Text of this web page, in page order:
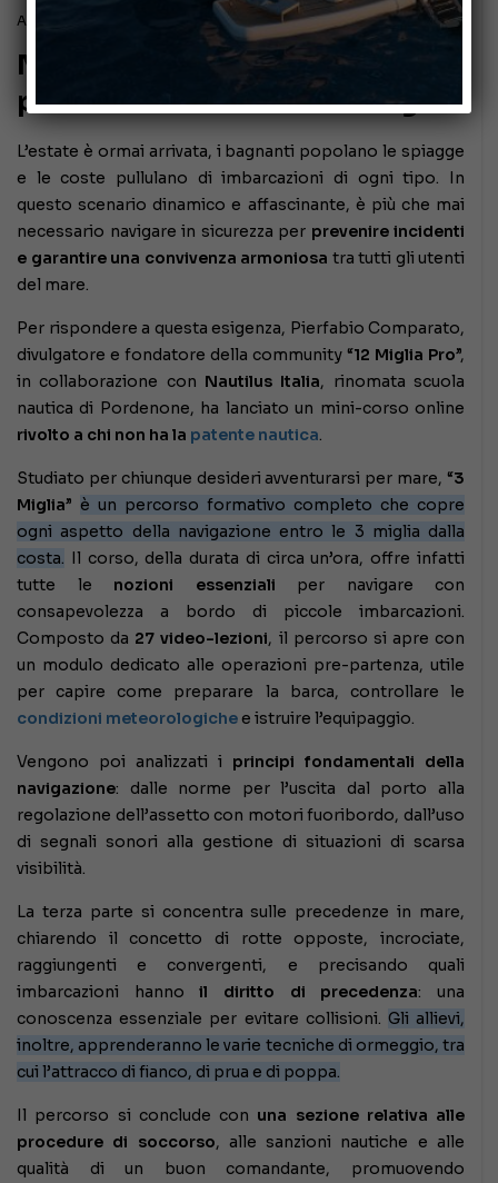
Agosto 24, 2024
Navigare in sicurezza senza
patente: arriva il corso 3 miglia
L’estate è ormai arrivata, i bagnanti popolano le spiagge
e le coste pullulano di imbarcazioni di ogni tipo. In
questo scenario dinamico e affascinante, è più che mai
necessario navigare in sicurezza per prevenire incidenti
e garantire una convivenza armoniosa tra tutti gli utenti
del mare.
Per rispondere a questa esigenza, Pierfabio Comparato,
divulgatore e fondatore della community “12 Miglia Pro”,
in collaborazione con Nautilus Italia, rinomata scuola
nautica di Pordenone, ha lanciato un mini-corso online
rivolto a chi non ha la patente nautica.
Studiato per chiunque desideri avventurarsi per mare, “3
Miglia” è un percorso formativo completo che copre
ogni aspetto della navigazione entro le 3 miglia dalla
costa. Il corso, della durata di circa un’ora, offre infatti
tutte le nozioni essenziali per navigare con
consapevolezza a bordo di piccole imbarcazioni.
Composto da 27 video-lezioni, il percorso si apre con
un modulo dedicato alle operazioni pre-partenza, utile
per capire come preparare la barca, controllare le
condizioni meteorologiche e istruire l’equipaggio.
Vengono poi analizzati i principi fondamentali della
navigazione: dalle norme per l’uscita dal porto alla
regolazione dell’assetto con motori fuoribordo, dall’uso
di segnali sonori alla gestione di situazioni di scarsa
visibilità.
La terza parte si concentra sulle precedenze in mare,
chiarendo il concetto di rotte opposte, incrociate,
raggiungenti e convergenti, e precisando quali
imbarcazioni hannoil diritto di precedenza: una
conoscenza essenziale per evitare collisioni. Gli allievi,
inoltre, apprenderanno le varie tecniche di ormeggio, tra
cui l’attracco di fianco, di prua e di poppa.
Il percorso si conclude con una sezione relativa alle
procedure di soccorso, alle sanzioni nautiche e alle
qualità di un buon comandante, promuovendo